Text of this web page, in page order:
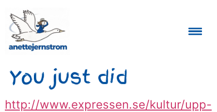
You just did
http://www.expressen.se/kultur/upp-